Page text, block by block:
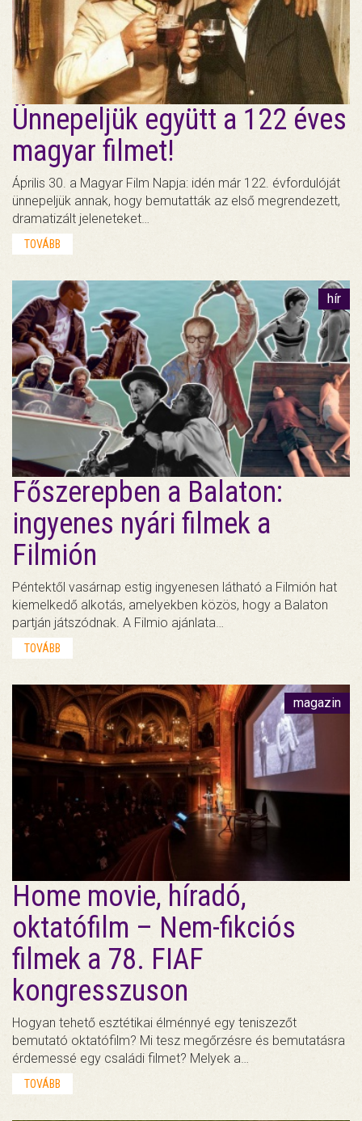
Ünnepeljük együtt a 122 éves
magyar filmet!
Április 30. a Magyar Film Napja: idén már 122. évfordulóját
ünnepeljük annak, hogy bemutatták az első megrendezett,
dramatizált jeleneteket…
TOVÁBB
hír
Főszerepben a Balaton:
ingyenes nyári filmek a
Filmión
Péntektől vasárnap estig ingyenesen látható a Filmión hat
kiemelkedő alkotás, amelyekben közös, hogy a Balaton
partján játszódnak. A Filmio ajánlata…
TOVÁBB
magazin
Home movie, híradó,
oktatófilm – Nem-fikciós
filmek a 78. FIAF
kongresszuson
Hogyan tehető esztétikai élménnyé egy teniszezőt
bemutató oktatófilm? Mi tesz megőrzésre és bemutatásra
érdemessé egy családi filmet? Melyek a…
TOVÁBB